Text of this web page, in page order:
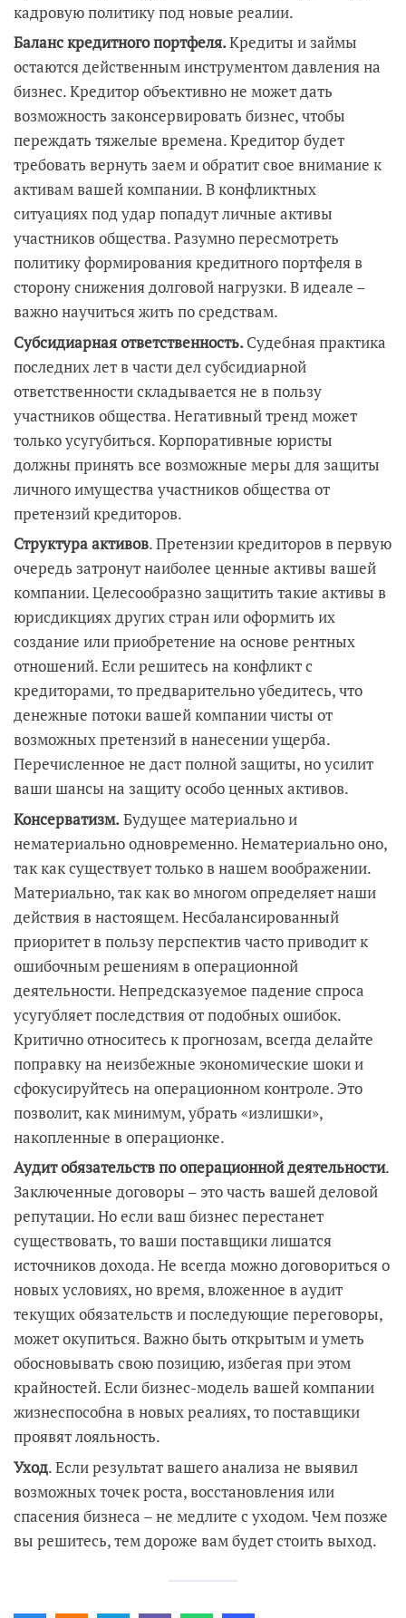
кадровую политику под новые реалии.
Баланс кредитного портфеля.Кредиты и займы
остаются действенным инструментом давления на
бизнес. Кредитор объективно не может дать
возможность законсервировать бизнес, чтобы
переждать тяжелые времена. Кредитор будет
требовать вернуть заем и обратит свое внимание к
активам вашей компании. В конфликтных
ситуациях под удар попадут личные активы
участников общества. Разумно пересмотреть
политику формирования кредитного портфеля в
сторону снижения долговой нагрузки. В идеале –
важно научиться жить по средствам.
Субсидиарная ответственность.Судебная практика
последних лет в части дел субсидиарной
ответственности складывается не в пользу
участников общества. Негативный тренд может
только усугубиться. Корпоративные юристы
должны принять все возможные меры для защиты
личного имущества участников общества от
претензий кредиторов.
Структура активов. Претензии кредиторов в первую
очередь затронут наиболее ценные активы вашей
компании. Целесообразно защитить такие активы в
юрисдикциях других стран или оформить их
создание или приобретение на основе рентных
отношений. Если решитесь на конфликт с
кредиторами, то предварительно убедитесь, что
денежные потоки вашей компании чисты от
возможных претензий в нанесении ущерба.
Перечисленное не даст полной защиты, но усилит
ваши шансы на защиту особо ценных активов.
Консерватизм.Будущее материально и
нематериально одновременно. Нематериально оно,
так как существует только в нашем воображении.
Материально, так как во многом определяет наши
действия в настоящем. Несбалансированный
приоритет в пользу перспектив часто приводит к
ошибочным решениям в операционной
деятельности. Непредсказуемое падение спроса
усугубляет последствия от подобных ошибок.
Критично относитесь к прогнозам, всегда делайте
поправку на неизбежные экономические шоки и
сфокусируйтесь на операционном контроле. Это
позволит, как минимум, убрать «излишки»,
накопленные в операционке.
Аудит обязательств по операционной деятельности.
Заключенные договоры – это часть вашей деловой
репутации. Но если ваш бизнес перестанет
существовать, то ваши поставщики лишатся
источников дохода. Не всегда можно договориться о
новых условиях, но время, вложенное в аудит
текущих обязательств и последующие переговоры,
может окупиться. Важно быть открытым и уметь
обосновывать свою позицию, избегая при этом
крайностей. Если бизнес-модель вашей компании
жизнеспособна в новых реалиях, то поставщики
проявят лояльность.
Уход. Если результат вашего анализа не выявил
возможных точек роста, восстановления или
спасения бизнеса – не медлите с уходом. Чем позже
вы решитесь, тем дороже вам будет стоить выход.